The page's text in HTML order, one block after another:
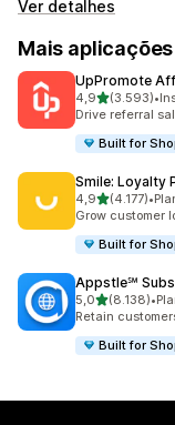
Ver detalhes
Mais
UpPromote
4,9de 5 estrelas
(3.593)
3593 total de•
Drive referral
Built for
Smile: Loyalty
4,9de 5 estrelas
(4.177)
4177 total de•
Grow customer
Built for
Appstle℠
5,0de 5 estrelas
(8.138)
8138 total de•
Retain
Built for